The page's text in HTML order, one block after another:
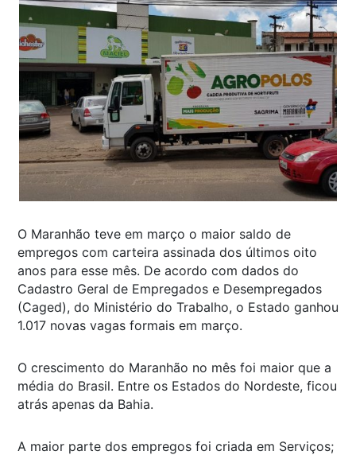
O Maranhão teve em março o maior saldo de
empregos com carteira assinada dos últimos oito
anos para esse mês. De acordo com dados do
Cadastro Geral de Empregados e Desempregados
(Caged), do Ministério do Trabalho, o Estado ganhou
1.017 novas vagas formais em março.
O crescimento do Maranhão no mês foi maior que a
média do Brasil. Entre os Estados do Nordeste, ficou
atrás apenas da Bahia.
A maior parte dos empregos foi criada em Serviços;